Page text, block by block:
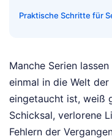
Praktische Schritte für
Manche Serien
einmal in die Welt der
eingetaucht ist, weiß
Schicksal, verlorene
Fehlern der